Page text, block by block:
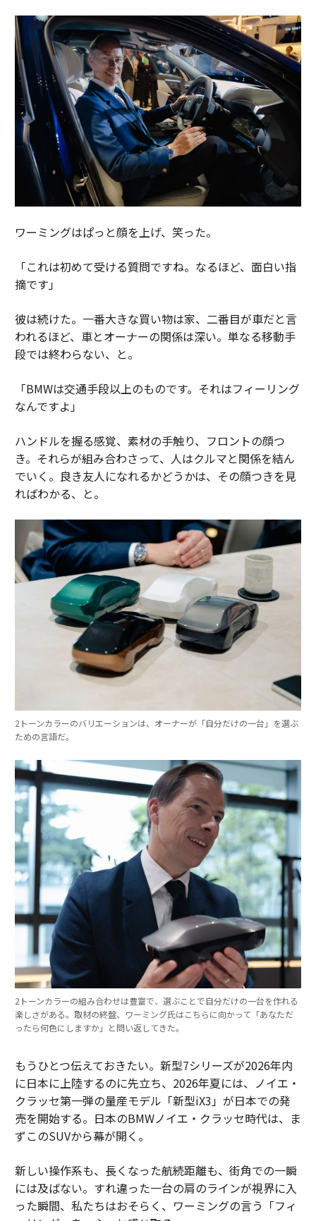
ワーミングはぱっと顔を上げ、笑った。
「これは初めて受ける質問ですね。なるほど、面白い指
摘です」
彼は続けた。一番大きな買い物は家、二番目が車だと言
われるほど、車とオーナーの関係は深い。単なる移動手
段では終わらない、と。
「BMWは交通手段以上のものです。それはフィーリング
なんですよ」
ハンドルを握る感覚、素材の手触り、フロントの顔つ
き。それらが組み合わさって、人はクルマと関係を結ん
でいく。良き友人になれるかどうかは、その顔つきを見
ればわかる、と。
2トーンカラーのバリエーションは、オーナーが「自分だけの一台」を選ぶ
ための言語だ。
2トーンカラーの組み合わせは豊富で、選ぶことで自分だけの一台を作れる
楽しさがある。取材の終盤、ワーミング氏はこちらに向かって「あなただ
ったら何色にしますか」と問い返してきた。
もうひとつ伝えておきたい。新型7シリーズが2026年内
に日本に上陸するのに先立ち、2026年夏には、ノイエ・
クラッセ第一弾の量産モデル「新型iX3」が日本での発
売を開始する。日本のBMWノイエ・クラッセ時代は、ま
ずこのSUVから幕が開く。
新しい操作系も、長くなった航続距離も、街角での一瞬
には及ばない。すれ違った一台の肩のラインが視界に入
った瞬間、私たちはおそらく、ワーミングの言う「フィ